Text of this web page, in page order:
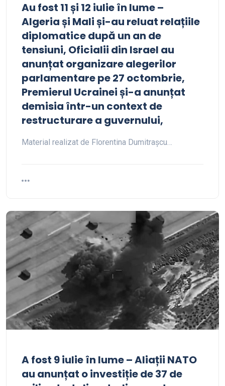
Au fost 11 și 12 iulie în lume –
Algeria și Mali și-au reluat relațiile
diplomatice după un an de
tensiuni, Oficialii din Israel au
anunțat organizare alegerilor
parlamentare pe 27 octombrie,
Premierul Ucrainei și-a anunțat
demisia într-un context de
restructurare a guvernului,
Material realizat de Florentina Dumitrașcu…
A fost 9 iulie în lume – Aliații NATO
au anunțat o investiție de 37 de